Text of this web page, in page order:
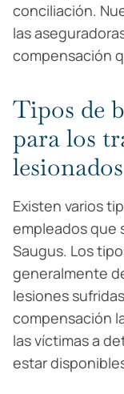
conciliación.
las
compensación
Tipos de
para los
Existen varios
empleados que
Saugus. Los
generalmente
lesiones
compensación
las víctimas a
estar